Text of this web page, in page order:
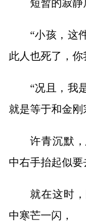
短暂的寂静
“小孩，这
此人也死了，
“况且，我
就是等于和金
许青沉默
中右手抬起似要
就在这时
中寒芒一闪，